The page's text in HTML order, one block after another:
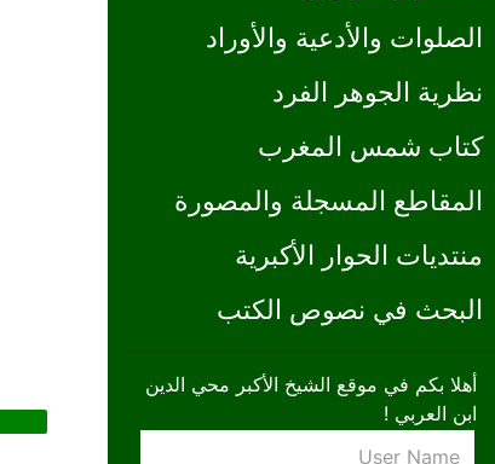
الصلوات والأدعية والأوراد
نظرية الجوهر الفرد
كتاب شمس المغرب
المقاطع المسجلة والمصورة
منتديات الحوار الأكبرية
البحث في نصوص الكتب
أهلا بكم في موقع الشيخ الأكبر محي الدين
ابن العربي !